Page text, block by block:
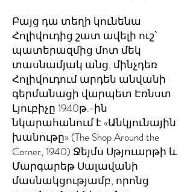
Բայց դա տեղի կունենա
Հոլիվուդից շատ ավելի ուշ՝
պատերազմից մոտ մեկ
տասնամյակ անց, մինչդեռ
Հոլիվուդում արդեն անվանի
գերմանացի վարպետ Էռնստ
Լյուբիչը 1940թ.-ին
նկարահանում է «Անկյունային
խանութը» (The Shop Around the
Corner, 1940) Ջեյմս Սթյուարթի և
Մարգարեթ Սալավանի
մասնակցությամբ, որոնց